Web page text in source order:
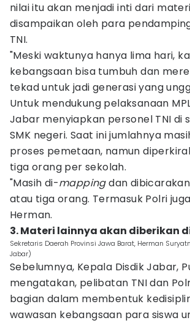
nilai itu akan menjadi inti dari
disampaikan oleh para
TNI.
"Meski waktunya hanya lima hari,
kebangsaan bisa tumbuh dan
tekad untuk jadi generasi yang
Untuk mendukung pelaksanaan
Jabar menyiapkan personel TNI di
SMK negeri. Saat ini jumlahnya
proses pemetaan, namun
tiga orang per sekolah.
"Masih di-mappingdan
atau tiga orang. Termasuk Polri
Herman.
3. Materi lainnya akan diberikan
Sekretaris Daerah Provinsi Jawa Barat, Herman
Jabar)
Sebelumnya, Kepala Disdik Jabar,
mengatakan, pelibatan TNI dan
bagian dalam membentuk
wawasan kebangsaan para siswa